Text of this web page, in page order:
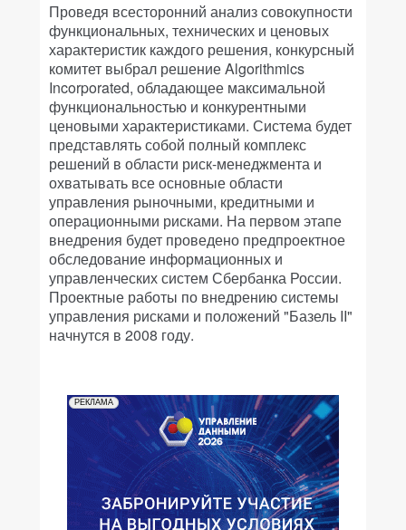
Проведя всесторонний анализ совокупности
функциональных, технических и ценовых
характеристик каждого решения, конкурсный
комитет выбрал решение Algorithmics
Incorporated, обладающее максимальной
функциональностью и конкурентными
ценовыми характеристиками. Система будет
представлять собой полный комплекс
решений в области риск-менеджмента и
охватывать все основные области
управления рыночными, кредитными и
операционными рисками. На первом этапе
внедрения будет проведено предпроектное
обследование информационных и
управленческих систем Сбербанка России.
Проектные работы по внедрению системы
управления рисками и положений "Базель II"
начнутся в 2008 году.
РЕКЛАМА